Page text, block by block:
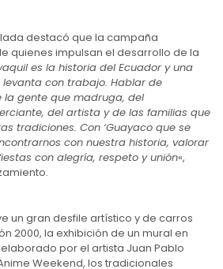
destacó que la campaña
quienes impulsan el desarrollo de la
es la historia del Ecuador y una
con trabajo. Hablar de
la gente que madruga, del
del artista y de las familias que
tradiciones. Con ‘Guayaco que se
con nuestra historia, valorar
con alegría, respeto y unión«,
un gran desfile artístico y de carros
2000, la exhibición de un mural en
por el artista Juan Pablo
Weekend, los tradicionales